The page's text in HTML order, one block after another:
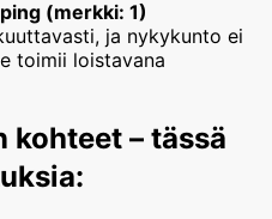
(merkki: 1)
ja nykykunto ei
toimii loistavana
kohteet – tässä